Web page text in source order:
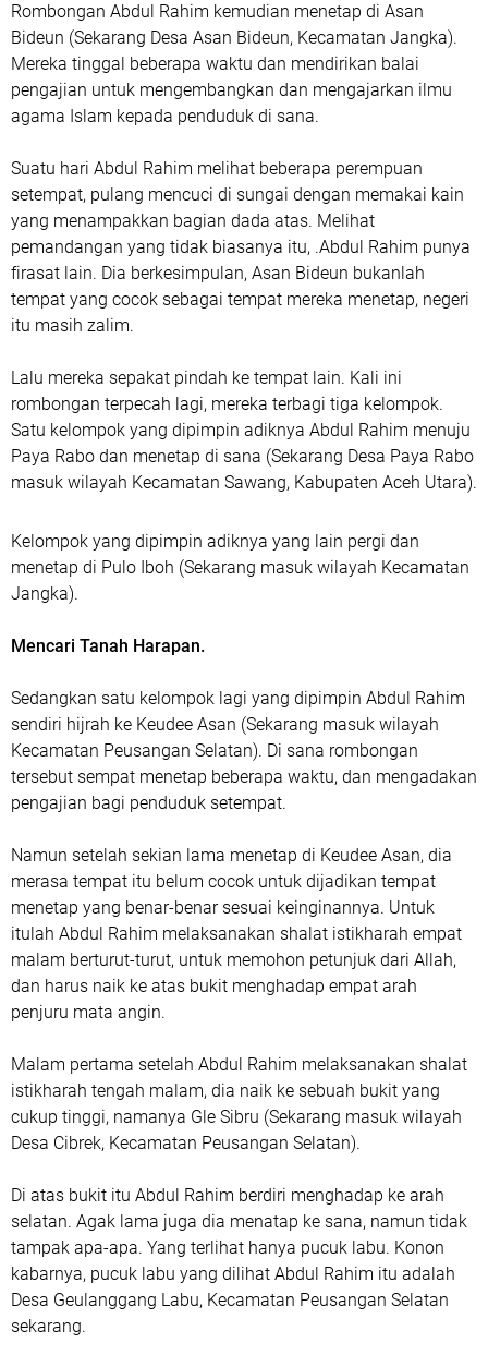
Rombongan Abdul Rahim kemudian menetap di Asan
Bideun (Sekarang Desa Asan Bideun, Kecamatan Jangka).
Mereka tinggal beberapa waktu dan mendirikan balai
pengajian untuk mengembangkan dan mengajarkan ilmu
agama Islam kepada penduduk di sana.
Suatu hari Abdul Rahim melihat beberapa perempuan
setempat, pulang mencuci di sungai dengan memakai kain
yang menampakkan bagian dada atas. Melihat
pemandangan yang tidak biasanya itu, .Abdul Rahim punya
firasat lain. Dia berkesimpulan, Asan Bideun bukanlah
tempat yang cocok sebagai tempat mereka menetap, negeri
itu masih zalim.
Lalu mereka sepakat pindah ke tempat lain. Kali ini
rombongan terpecah lagi, mereka terbagi tiga kelompok.
Satu kelompok yang dipimpin adiknya Abdul Rahim menuju
Paya Rabo dan menetap di sana (Sekarang Desa Paya Rabo
masuk wilayah Kecamatan Sawang, Kabupaten Aceh Utara).
Kelompok yang dipimpin adiknya yang lain pergi dan
menetap di Pulo Iboh (Sekarang masuk wilayah Kecamatan
Jangka).
Mencari Tanah Harapan.
Sedangkan satu kelompok lagi yang dipimpin Abdul Rahim
sendiri hijrah ke Keudee Asan (Sekarang masuk wilayah
Kecamatan Peusangan Selatan). Di sana rombongan
tersebut sempat menetap beberapa waktu, dan mengadakan
pengajian bagi penduduk setempat.
Namun setelah sekian lama menetap di Keudee Asan, dia
merasa tempat itu belum cocok untuk dijadikan tempat
menetap yang benar-benar sesuai keinginannya. Untuk
itulah Abdul Rahim melaksanakan shalat istikharah empat
malam berturut-turut, untuk memohon petunjuk dari Allah,
dan harus naik ke atas bukit menghadap empat arah
penjuru mata angin.
Malam pertama setelah Abdul Rahim melaksanakan shalat
istikharah tengah malam, dia naik ke sebuah bukit yang
cukup tinggi, namanya Gle Sibru (Sekarang masuk wilayah
Desa Cibrek, Kecamatan Peusangan Selatan).
Di atas bukit itu Abdul Rahim berdiri menghadap ke arah
selatan. Agak lama juga dia menatap ke sana, namun tidak
tampak apa-apa. Yang terlihat hanya pucuk labu. Konon
kabarnya, pucuk labu yang dilihat Abdul Rahim itu adalah
Desa Geulanggang Labu, Kecamatan Peusangan Selatan
sekarang.